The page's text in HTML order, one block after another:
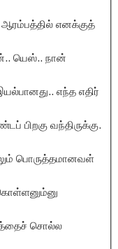
எனக்குத்
யெஸ்.. நான்
எந்த எதிர்
பிறகு வந்திருக்கு.
பொருத்தமானவள்
சொல்ல